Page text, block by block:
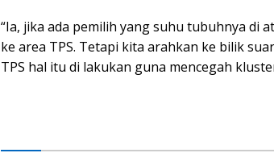
“Ia, jika ada pemilih yang suhu tubuhnya di
ke area TPS. Tetapi kita arahkan ke bilik
TPS hal itu di lakukan guna mencegah